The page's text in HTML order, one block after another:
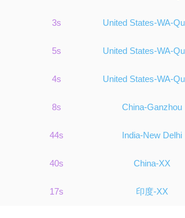
3s United States-WA-
5s United States-WA-
4s United States-WA-
8s China-Ganzhou
44s India-New Delhi
40s China-XX
17s 印度-XX